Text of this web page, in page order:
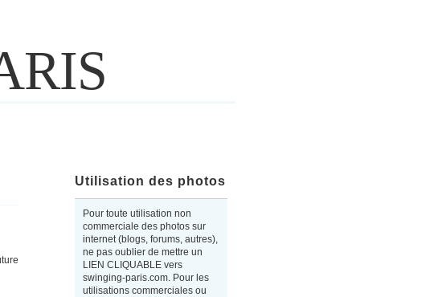
Utilisation des photos
Pour toute utilisation non
commerciale des photos sur
internet (blogs, forums, autres),
ne pas oublier de mettre un
LIEN CLIQUABLE vers
swinging-paris.com. Pour les
utilisations commerciales ou